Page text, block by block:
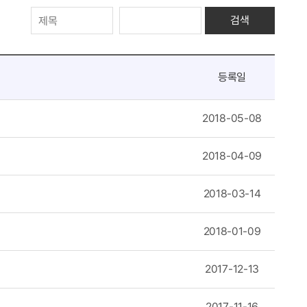
검색
등록일
2018-05-08
2018-04-09
2018-03-14
2018-01-09
2017-12-13